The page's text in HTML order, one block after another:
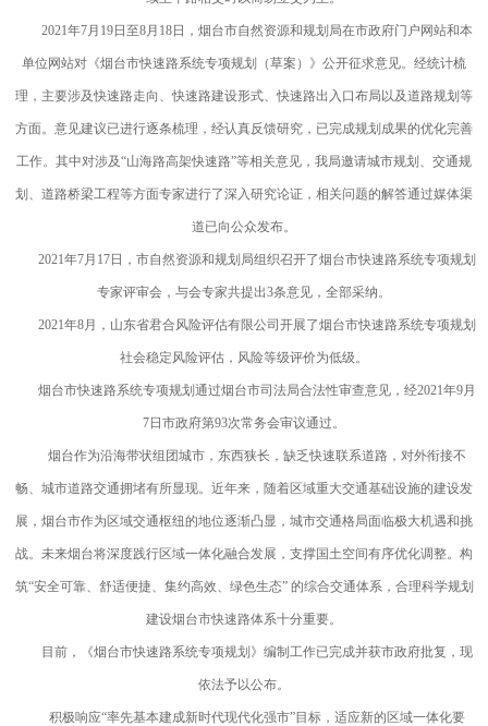
2021年7月19日至8月18日，烟台市自然资源和规划局在市政府门户网站和本
单位网站对《烟台市快速路系统专项规划（草案）》公开征求意见。经统计梳
理，主要涉及快速路走向、快速路建设形式、快速路出入口布局以及道路规划等
方面。意见建议已进行逐条梳理，经认真反馈研究，已完成规划成果的优化完善
工作。其中对涉及“山海路高架快速路”等相关意见，我局邀请城市规划、交通规
划、道路桥梁工程等方面专家进行了深入研究论证，相关问题的解答通过媒体渠
道已向公众发布。
2021年7月17日，市自然资源和规划局组织召开了烟台市快速路系统专项规划
专家评审会，与会专家共提出3条意见，全部采纳。
2021年8月，山东省君合风险评估有限公司开展了烟台市快速路系统专项规划
社会稳定风险评估，风险等级评价为低级。
烟台市快速路系统专项规划通过烟台市司法局合法性审查意见，经2021年9月
7日市政府第93次常务会审议通过。
烟台作为沿海带状组团城市，东西狭长，缺乏快速联系道路，对外衔接不
畅、城市道路交通拥堵有所显现。近年来，随着区域重大交通基础设施的建设发
展，烟台市作为区域交通枢纽的地位逐渐凸显，城市交通格局面临极大机遇和挑
战。未来烟台将深度践行区域一体化融合发展，支撑国土空间有序优化调整。构
筑“安全可靠、舒适便捷、集约高效、绿色生态” 的综合交通体系，合理科学规划
建设烟台市快速路体系十分重要。
目前，《烟台市快速路系统专项规划》编制工作已完成并获市政府批复，现
依法予以公布。
积极响应“率先基本建成新时代现代化强市”目标，适应新的区域一体化要